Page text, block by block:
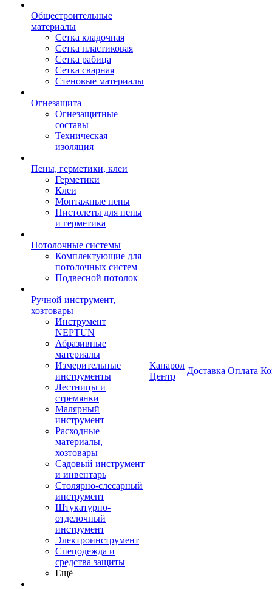
Общестроительные
материалы
Сетка кладочная
Сетка пластиковая
Сетка рабица
Сетка сварная
Стеновые материалы
Огнезащита
Огнезащитные
составы
Техническая
изоляция
Пены, герметики, клеи
Герметики
Клеи
Монтажные пены
Пистолеты для пены
и герметика
Потолочные системы
Комплектующие для
потолочных систем
Подвесной потолок
Ручной инструмент,
хозтовары
Инструмент
NEPTUN
Абразивные
материалы
Измерительные
инструменты
Лестницы и
стремянки
Малярный
инструмент
Расходные
материалы,
хозтовары
Садовый инструмент
и инвентарь
Столярно-слесарный
инструмент
Штукатурно-
отделочный
инструмент
Электроинструмент
Спецодежда и
средства защиты
Ещё
Капарол
Центр
Доставка Оплата